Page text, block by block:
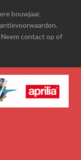
bouwjaar,
contact op of